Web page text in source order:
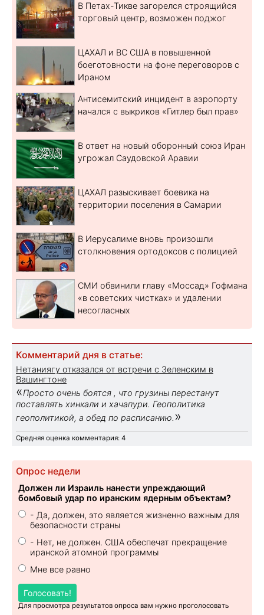
В Петах-Тикве загорелся строящийся
торговый центр, возможен поджог
ЦАХАЛ и ВС США в повышенной
боеготовности на фоне переговоров с
Ираном
Антисемитский инцидент в аэропорту
начался с выкриков «Гитлер был прав»
В ответ на новый оборонный союз Иран
угрожал Саудовской Аравии
ЦАХАЛ разыскивает боевика на
территории поселения в Самарии
В Иерусалиме вновь произошли
столкновения ортодоксов с полицией
СМИ обвинили главу «Моссад» Гофмана
«в советских чистках» и удалении
несогласных
Комментарий дня в статье:
Нетаниягу отказался от встречи с Зеленским в
Вашингтоне
«Просто очень боятся , что грузины перестанут
поставлять хинкали и хачапури. Геополитика
геополитикой, а обед по расписанию. »
Средняя оценка комментария: 4
Опрос недели
Должен ли Израиль нанести упреждающий
бомбовый удар по иранским ядерным объектам?
- Да, должен, это является жизненно важным для
безопасности страны
- Нет, не должен. США обеспечат прекращение
иранской атомной программы
Мне все равно
Голосовать!
Для просмотра результатов опроса вам нужно проголосовать